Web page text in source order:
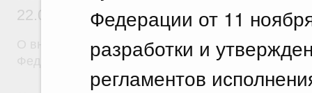
Федерации от 11
разработки и
регламентов
22.07.2026 г. № 924
О внесении изменения в постановление
Федерации от 28 марта 2026 г. № 329